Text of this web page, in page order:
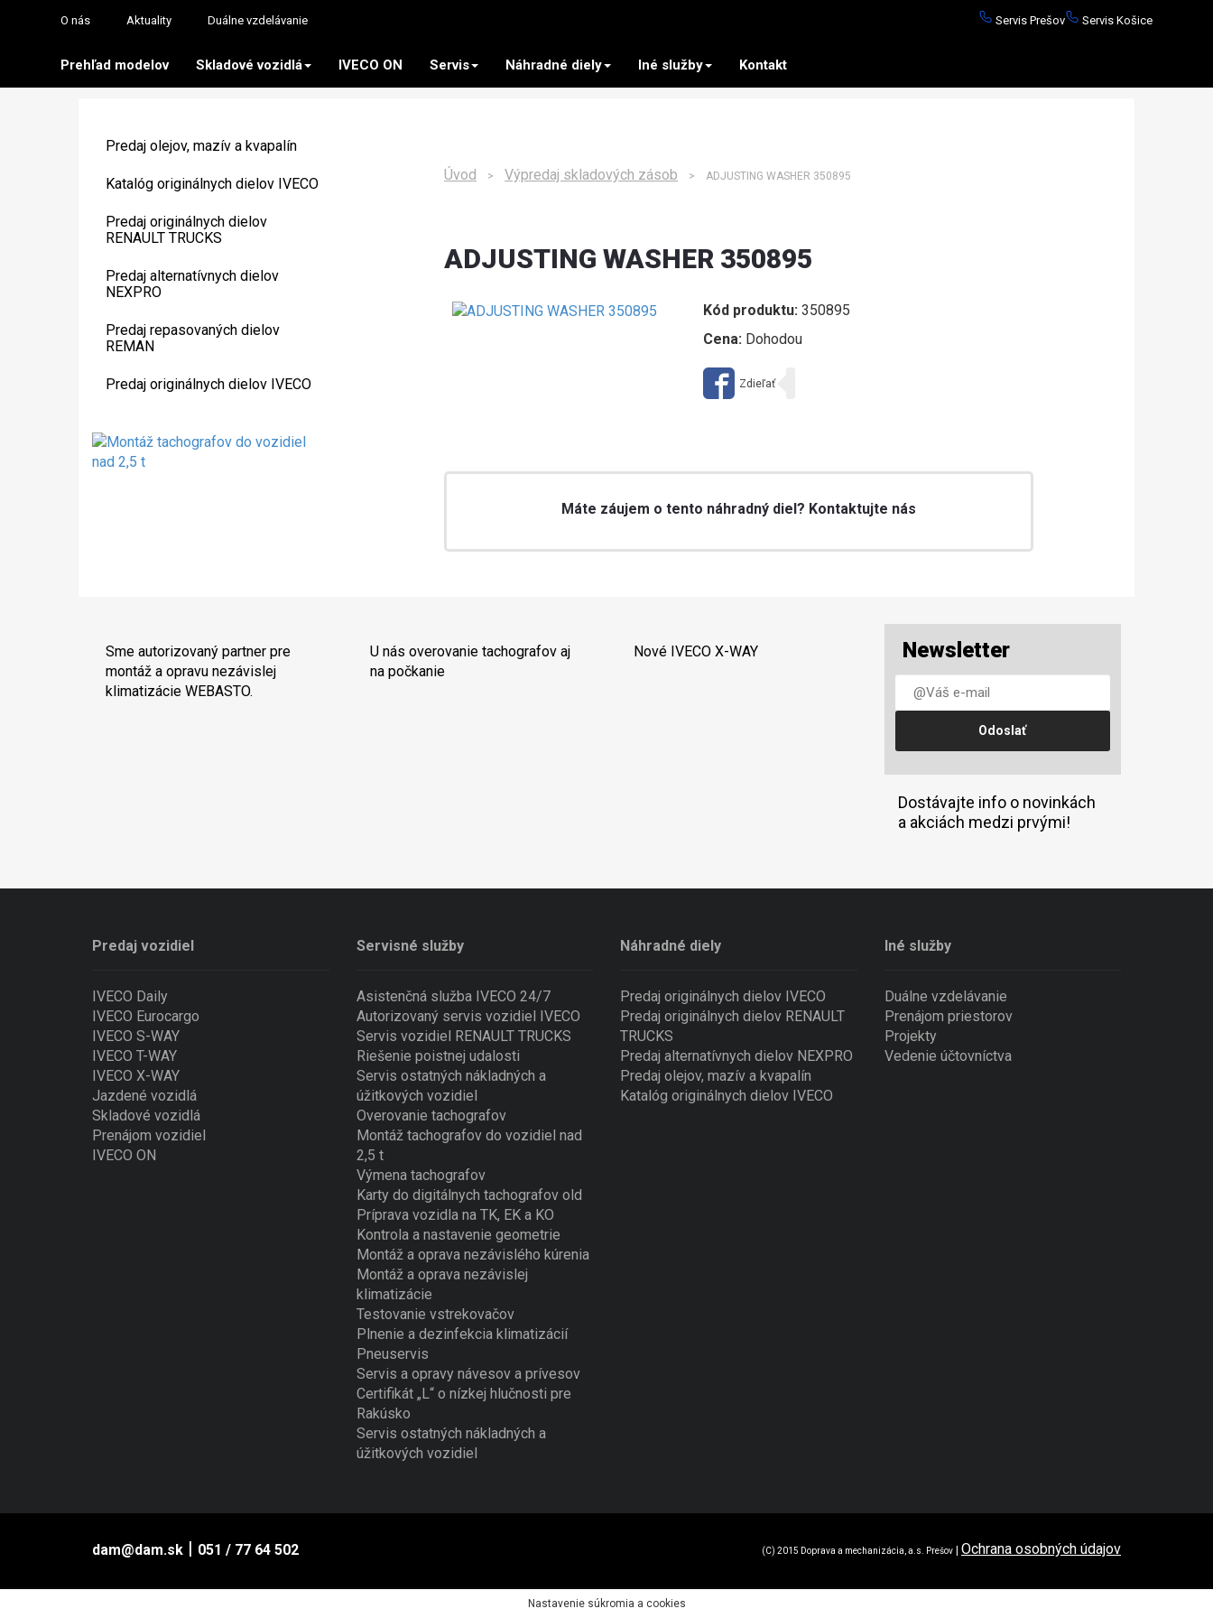
O nás Aktuality Duálne vzdelávanie Servis Prešov Servis Košice
Prehľad modelov Skladové vozidlá IVECO ON Servis Náhradné diely Iné služby Kontakt
Predaj olejov, mazív a kvapalín
Katalóg originálnych dielov IVECO
Predaj originálnych dielov
RENAULT TRUCKS
Predaj alternatívnych dielov
NEXPRO
Predaj repasovaných dielov
REMAN
Predaj originálnych dielov IVECO
Úvod > Výpredaj skladových zásob > ADJUSTING WASHER 350895
ADJUSTING WASHER 350895
Kód produktu:350895
Cena:Dohodou
Máte záujem o tento náhradný diel? Kontaktujte nás
Sme autorizovaný partner pre
montáž a opravu nezávislej
klimatizácie WEBASTO.
U nás overovanie tachografov aj
na počkanie
Nové IVECO X-WAY Newsletter
Dostávajte info o novinkách
a akciách medzi prvými!
Predaj vozidiel
IVECO Daily
IVECO Eurocargo
IVECO S-WAY
IVECO T-WAY
IVECO X-WAY
Jazdené vozidlá
Skladové vozidlá
Prenájom vozidiel
IVECO ON
Servisné služby
Asistenčná služba IVECO 24/7
Autorizovaný servis vozidiel IVECO
Servis vozidiel RENAULT TRUCKS
Riešenie poistnej udalosti
Servis ostatných nákladných a
úžitkových vozidiel
Overovanie tachografov
Montáž tachografov do vozidiel nad
2,5 t
Výmena tachografov
Karty do digitálnych tachografov old
Príprava vozidla na TK, EK a KO
Kontrola a nastavenie geometrie
Montáž a oprava nezávislého kúrenia
Montáž a oprava nezávislej
klimatizácie
Testovanie vstrekovačov
Plnenie a dezinfekcia klimatizácií
Pneuservis
Servis a opravy návesov a prívesov
Certifikát „L“ o nízkej hlučnosti pre
Rakúsko
Servis ostatných nákladných a
úžitkových vozidiel
Náhradné diely
Predaj originálnych dielov IVECO
Predaj originálnych dielov RENAULT
TRUCKS
Predaj alternatívnych dielov NEXPRO
Predaj olejov, mazív a kvapalín
Katalóg originálnych dielov IVECO
Iné služby
Duálne vzdelávanie
Prenájom priestorov
Projekty
Vedenie účtovníctva
(C) 2015 Doprava a mechanizácia, a.s. Prešov Ochrana osobných údajov
dam@dam.sk | 051 / 77 64 502
Nastavenie súkromia a cookies